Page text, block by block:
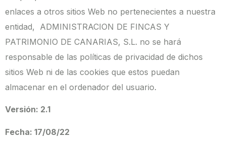
enlaces a otros sitios Web no pertenecientes a nuestra
entidad, ADMINISTRACION DE FINCAS Y
PATRIMONIO DE CANARIAS, S.L. no se hará
responsable de las políticas de privacidad de dichos
sitios Web ni de las cookies que estos puedan
almacenar en el ordenador del usuario.
Versión: 2.1
Fecha: 17/08/22